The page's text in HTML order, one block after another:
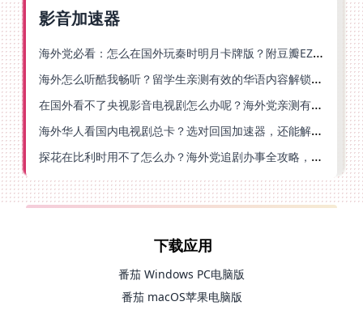
影音加速器
海外党必看：怎么在国外玩秦时明月卡牌版？附豆瓣EZCast地区限制破解法
海外怎么听酷我畅听？留学生亲测有效的华语内容解锁指南
在国外看不了央视影音电视剧怎么办呢？海外党亲测有效的回国加速方案
海外华人看国内电视剧总卡？选对回国加速器，还能解决菲律宾打不开反诈中心的问题
探花在比利时用不了怎么办？海外党追剧办事全攻略，选对加速器就够了
下载应用
番茄 Windows PC电脑版
番茄 macOS苹果电脑版